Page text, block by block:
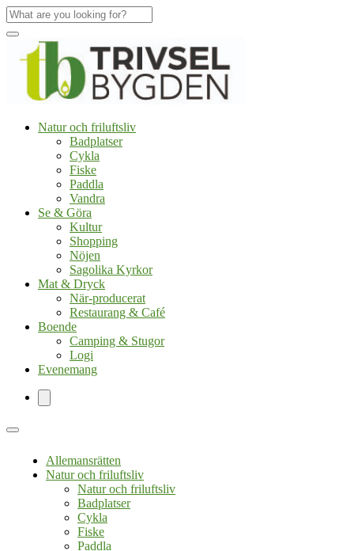
Natur och friluftsliv
Badplatser
Cykla
Fiske
Paddla
Vandra
Se & Göra
Kultur
Shopping
Nöjen
Sagolika Kyrkor
Mat & Dryck
När-producerat
Restaurang & Café
Boende
Camping & Stugor
Logi
Evenemang
Allemansrätten
Natur och friluftsliv
Natur och friluftsliv
Badplatser
Cykla
Fiske
Paddla